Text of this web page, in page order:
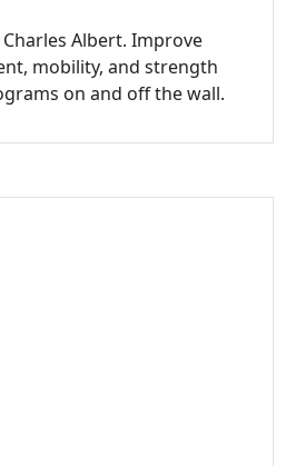
Albert. Improve
mobility, and strength
on and off the wall.